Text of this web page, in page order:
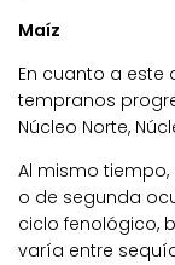
Maíz
En cuanto a este
tempranos
Núcleo Norte,
Al mismo
o de segunda
ciclo fenológico,
varía entre